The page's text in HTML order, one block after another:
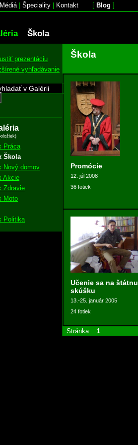
Médiá| Špeciality Kontakt [ Blog ]
Škola
prezentáciu
vyhľadávanie
Práca
Škola
Nový domov
Akcie
Zdravie
Moto
Politika
Škola
Promócie
12. júl 2008
36 fotiek
Učenie sa na štátnu
skúšku
13.-25. január 2005
24 fotiek
Stránka: 1